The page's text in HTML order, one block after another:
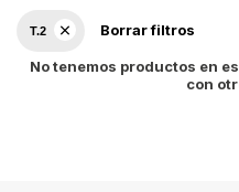
T.2 Borrar filtros
No tenemos productos en
con